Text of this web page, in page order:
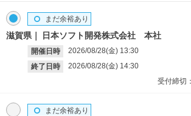
滋賀県 日本ソフト開発株式会社 本社
開催日時 2026/08/28(金) 13:30
終了日時
2026/08/28(金) 14:30
まだ余裕あり
受付締切：
まだ余裕あり